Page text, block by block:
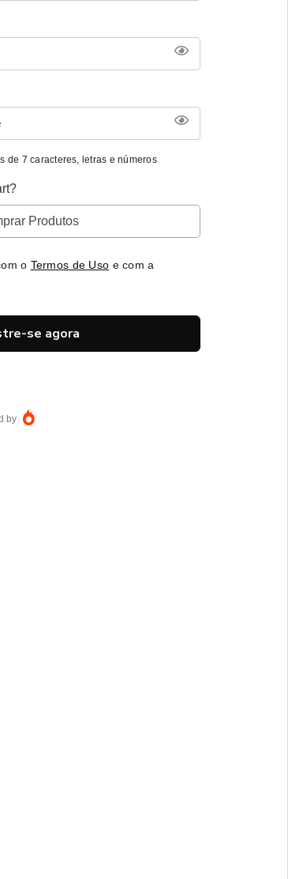
de 7 caracteres, letras e números
Produtos
o Termos de Uso e com a
se agora
by